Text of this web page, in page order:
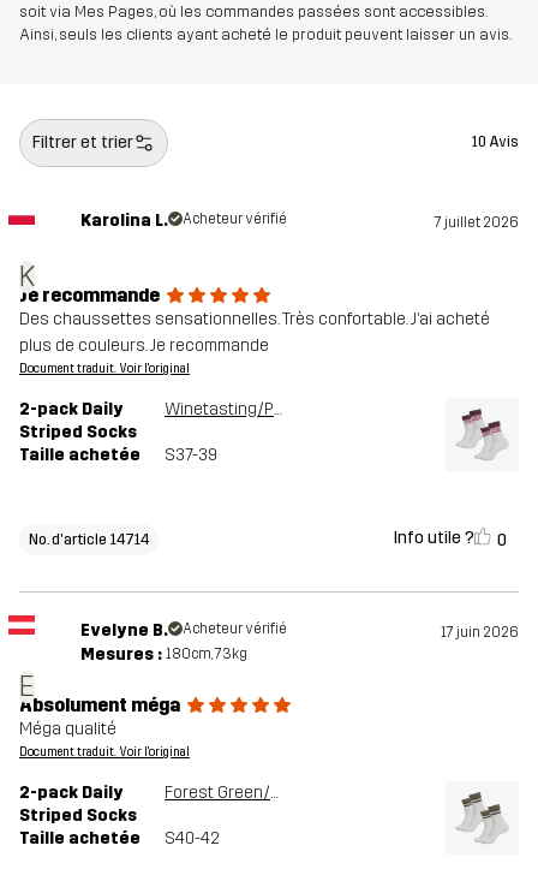
soit via Mes Pages, où les commandes passées sont accessibles.
Ainsi, seuls les clients ayant acheté le produit peuvent laisser un avis.
Filtrer et trier 10 Avis
K
Karolina L. Acheteur vérifié 7 juillet 2026
Je recommande
Des chaussettes sensationnelles. Très confortable. J’ai acheté
plus de couleurs. Je recommande
Document traduit. Voir l'original
2-pack Daily
Striped Socks
Winetasting/Phlox Pink
Taille achetée S37-39
No. d'article 14714 Info utile ? 0
E
Evelyne B. Acheteur vérifié 17 juin 2026
Mesures : 180cm, 73kg
Absolument méga
Méga qualité
Document traduit. Voir l'original
2-pack Daily
Striped Socks
Forest Green/Vetiver Green
Taille achetée S40-42